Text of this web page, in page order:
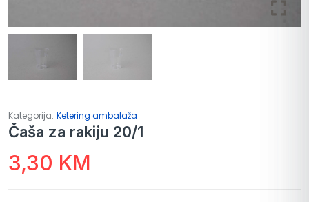
Kategorija: Ketering ambalaža
Čaša za rakiju 20/1
3,30 KM